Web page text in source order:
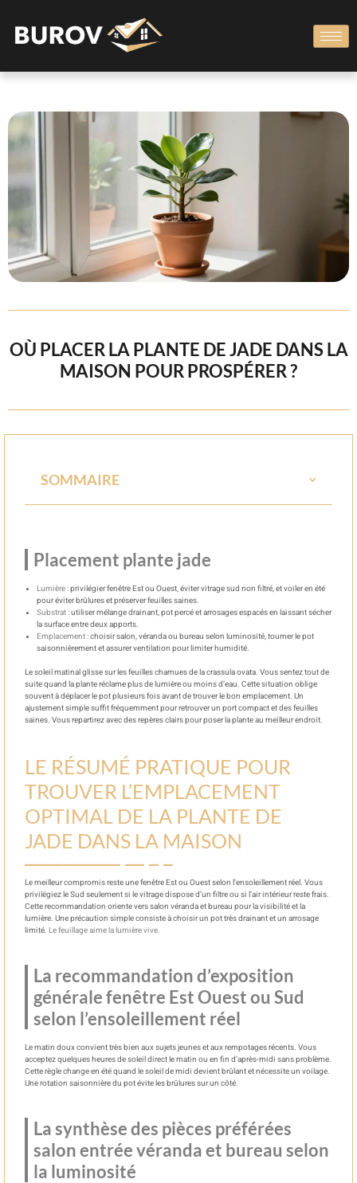
OÙ PLACER LA PLANTE DE JADE DANS LA
MAISON POUR PROSPÉRER ?
SOMMAIRE
Placement plante jade
Lumière: privilégier fenêtre Est ou Ouest, éviter vitrage sud non filtré, et voiler en été
pour éviter brûlures et préserver feuilles saines.
Substrat: utiliser mélange drainant, pot percé et arrosages espacés en laissant sécher
la surface entre deux apports.
Emplacement: choisir salon, véranda ou bureau selon luminosité, tourner le pot
saisonnièrement et assurer ventilation pour limiter humidité.
Le soleil matinal glisse sur les feuilles charnues de la crassula ovata. Vous sentez tout de
suite quand la plante réclame plus de lumière ou moins d’eau. Cette situation oblige
souvent à déplacer le pot plusieurs fois avant de trouver le bon emplacement. Un
ajustement simple suffit fréquemment pour retrouver un port compact et des feuilles
saines. Vous repartirez avec des repères clairs pour poser la plante au meilleur endroit.
LE RÉSUMÉ PRATIQUE POUR
TROUVER L’EMPLACEMENT
OPTIMAL DE LA PLANTE DE
JADE DANS LA MAISON
Le meilleur compromis reste une fenêtre Est ou Ouest selon l’ensoleillement réel. Vous
privilégiez le Sud seulement si le vitrage dispose d’un filtre ou si l’air intérieur reste frais.
Cette recommandation oriente vers salon véranda et bureau pour la visibilité et la
lumière. Une précaution simple consiste à choisir un pot très drainant et un arrosage
limité. Le feuillage aime la lumière vive.
La recommandation d’exposition
générale fenêtre Est Ouest ou Sud
selon l’ensoleillement réel
Le matin doux convient très bien aux sujets jeunes et aux rempotages récents. Vous
acceptez quelques heures de soleil direct le matin ou en fin d’après-midi sans problème.
Cette règle change en été quand le soleil de midi devient brûlant et nécessite un voilage.
Une rotation saisonnière du pot évite les brûlures sur un côté.
La synthèse des pièces préférées
salon entrée véranda et bureau selon
la luminosité